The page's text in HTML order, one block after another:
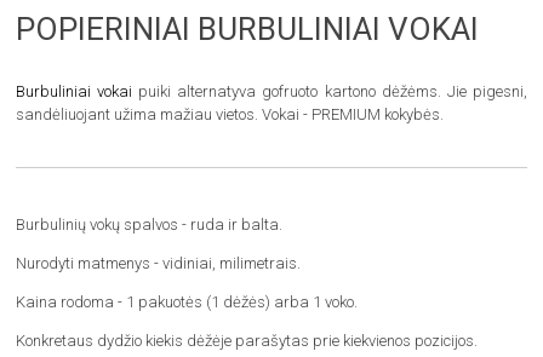
POPIERINIAI BURBULINIAI VOKAI
Burbuliniai vokai puiki alternatyva gofruoto kartono dėžėms. Jie pigesni,
sandėliuojant užima mažiau vietos. Vokai - PREMIUM kokybės.
Burbulinių vokų spalvos - ruda ir balta.
Nurodyti matmenys - vidiniai, milimetrais.
Kaina rodoma - 1 pakuotės (1 dėžės) arba 1 voko.
Konkretaus dydžio kiekis dėžėje parašytas prie kiekvienos pozicijos.